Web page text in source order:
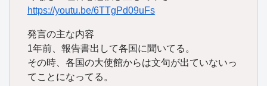
https://youtu.be/6TTgPd09uFs
発言の主な内容
1年前、報告書出して各国に聞いてる。
その時、各国の大使館からは文句が出ていないっ
てことになってる。